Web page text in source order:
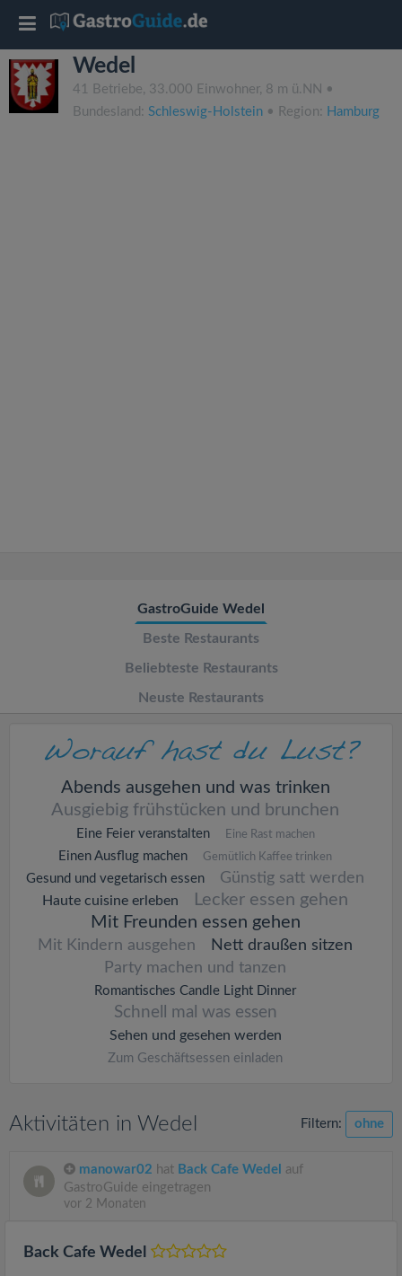
Wedel
41 Betriebe, 33.000 Einwohner, 8 m ü.NN •
Bundesland: Schleswig-Holstein • Region: Hamburg
GastroGuide Wedel
Beste Restaurants
Beliebteste Restaurants
Neuste Restaurants
Abends ausgehen und was trinken
Ausgiebig frühstücken und brunchen
Eine Feier veranstalten Eine Rast machen
Einen Ausflug machen Gemütlich Kaffee trinken
Gesund und vegetarisch essen Günstig satt werden
Haute cuisine erleben
Lecker essen gehen
Mit Freunden essen gehen
Mit Kindern ausgehen
Nett draußen sitzen
Party machen und tanzen
Romantisches Candle Light Dinner
Schnell mal was essen
Sehen und gesehen werden
Zum Geschäftsessen einladen
Aktivitäten in Wedel Filtern: ohne
manowar02 hat Back Cafe Wedel auf
GastroGuide eingetragen
vor 2 Monaten
Back Cafe Wedel
T
o
g